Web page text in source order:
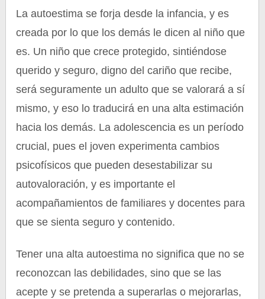
La autoestima se forja desde la infancia, y es
creada por lo que los demás le dicen al niño que
es. Un niño que crece protegido, sintiéndose
querido y seguro, digno del cariño que recibe,
será seguramente un adulto que se valorará a sí
mismo, y eso lo traducirá en una alta estimación
hacia los demás. La adolescencia es un período
crucial, pues el joven experimenta cambios
psicofísicos que pueden desestabilizar su
autovaloración, y es importante el
acompañamientos de familiares y docentes para
que se sienta seguro y contenido.
Tener una alta autoestima no significa que no se
reconozcan las debilidades, sino que se las
acepte y se pretenda a superarlas o mejorarlas,